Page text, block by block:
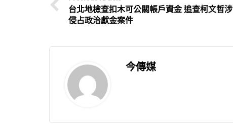
台北地檢查扣木可公關帳戶資金 追查柯文哲涉
侵占政治獻金案件
今傳媒